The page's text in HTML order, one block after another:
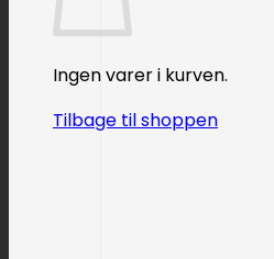
Ingen varer i kurven.
Tilbage til shoppen